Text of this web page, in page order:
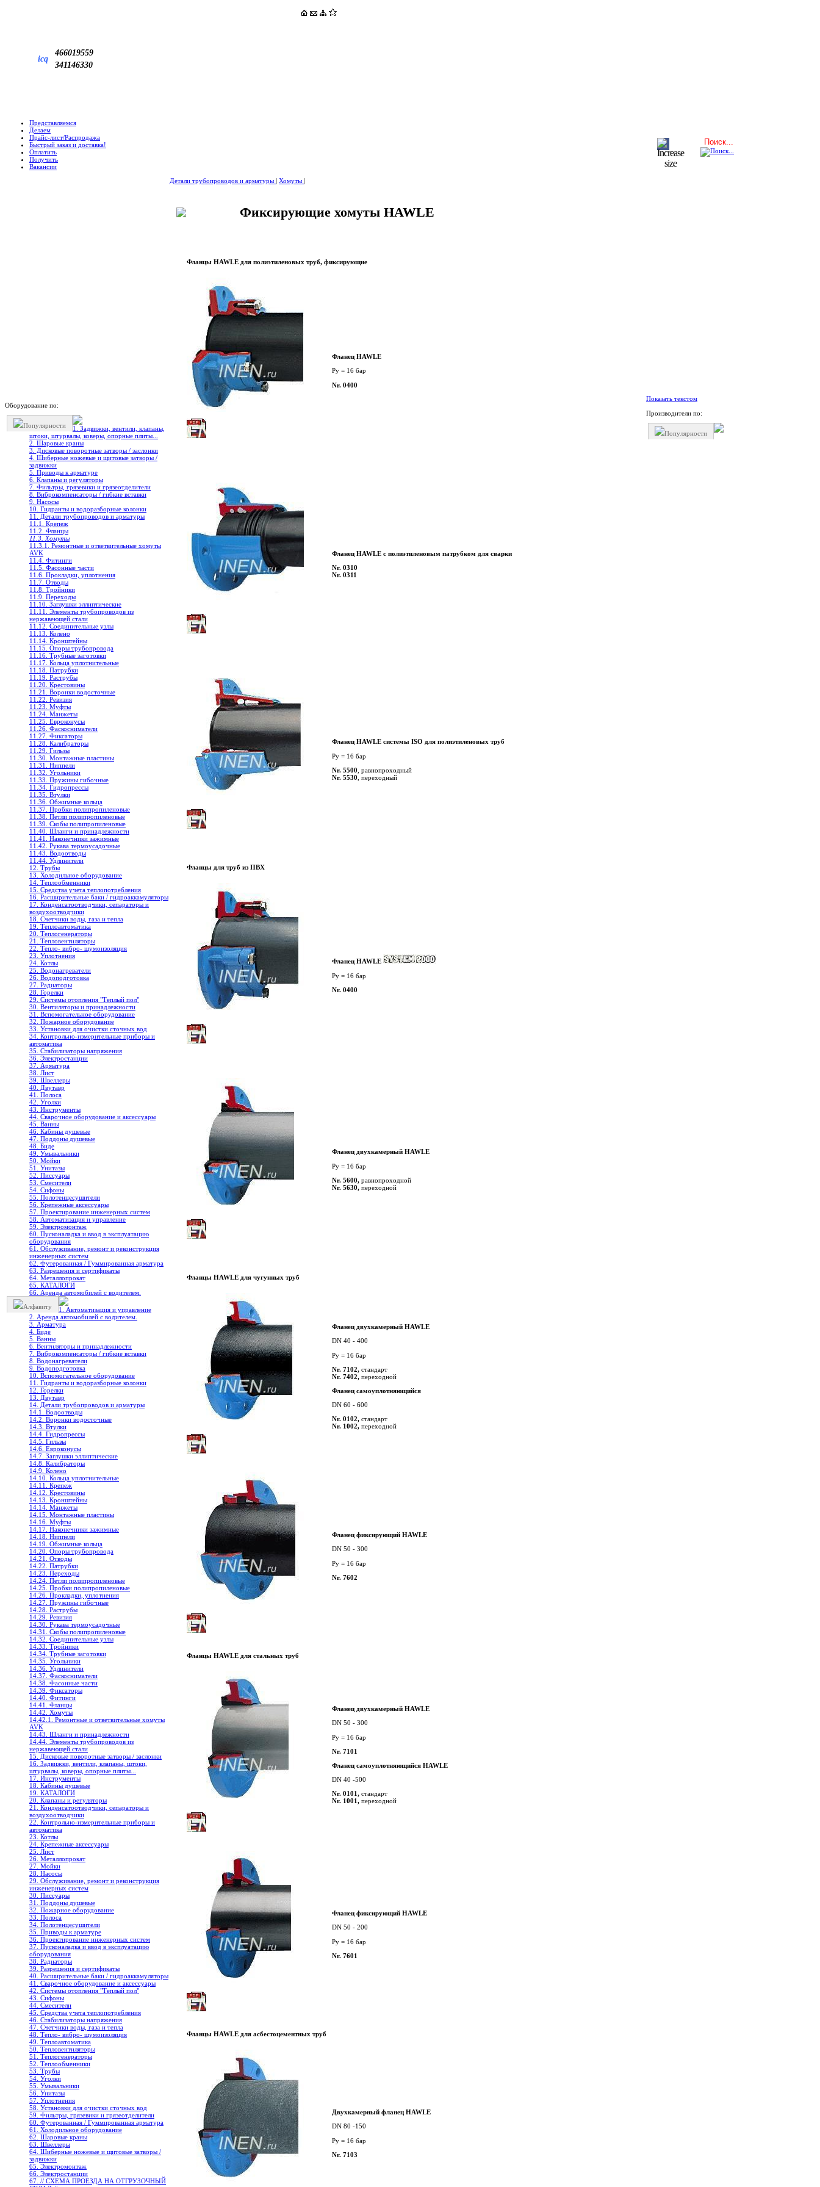
icq
466019559
341146330
Представляемся
Делаем
Прайс-лист/Распродажа
Быстрый заказ и доставка!
Оплатить
Получить
Вакансии
Оборудование по:
Популярности
1. Задвижки, вентили, клапаны,
штоки, штурвалы, коверы, опорные плиты...
2. Шаровые краны
3. Дисковые поворотные затворы / заслонки
4. Шиберные ножевые и щитовые затворы /
задвижки
5. Приводы к арматуре
6. Клапаны и регуляторы
7. Фильтры, грязевики и грязеотделители
8. Виброкомпенсаторы / гибкие вставки
9. Насосы
10. Гидранты и водоразборные колонки
11. Детали трубопроводов и арматуры
11.1. Крепеж
11.2. Фланцы
11.3. Хомуты
11.3.1. Ремонтные и ответвительные хомуты
AVK
11.4. Фитинги
11.5. Фасонные части
11.6. Прокладки, уплотнения
11.7. Отводы
11.8. Тройники
11.9. Переходы
11.10. Заглушки эллиптические
11.11. Элементы трубопроводов из
нержавеющей стали
11.12. Соединительные узлы
11.13. Колено
11.14. Кронштейны
11.15. Опоры трубопровода
11.16. Трубные заготовки
11.17. Кольца уплотнительные
11.18. Патрубки
11.19. Раструбы
11.20. Крестовины
11.21. Воронки водосточные
11.22. Ревизия
11.23. Муфты
11.24. Манжеты
11.25. Евроконусы
11.26. Фаскосниматели
11.27. Фиксаторы
11.28. Калибраторы
11.29. Гильзы
11.30. Монтажные пластины
11.31. Ниппели
11.32. Угольники
11.33. Пружины гибочные
11.34. Гидропрессы
11.35. Втулки
11.36. Обжимные кольца
11.37. Пробки полипропиленовые
11.38. Петли полипропиленовые
11.39. Скобы полипропиленовые
11.40. Шланги и принадлежности
11.41. Наконечники зажимные
11.42. Рукава термоусадочные
11.43. Водоотводы
11.44. Удлинители
12. Трубы
13. Холодильное oборудование
14. Теплообменники
15. Средства учета теплопотребления
16. Расширительные баки / гидроаккамуляторы
17. Конденсатоотводчики, сепараторы и
воздухоотводчики
18. Счетчики воды, газа и тепла
19. Теплоавтоматика
20. Теплогенераторы
21. Тепловентиляторы
22. Тепло- вибро- шумоизоляция
23. Уплотнения
24. Котлы
25. Водонагреватели
26. Водоподготовка
27. Радиаторы
28. Горелки
29. Системы отопления "Теплый пол"
30. Вентиляторы и принадлежности
31. Вспомогательное оборудование
32. Пожарное оборудование
33. Установки для очистки сточных вод
34. Контрольно-измерительные приборы и
автоматика
35. Стабилизаторы напряжения
36. Электростанции
37. Арматура
38. Лист
39. Швеллеры
40. Двутавр
41. Полоса
42. Уголки
43. Инструменты
44. Сварочное оборудование и аксессуары
45. Ванны
46. Кабины душевые
47. Поддоны душевые
48. Биде
49. Умывальники
50. Мойки
51. Унитазы
52. Писсуары
53. Смесители
54. Сифоны
55. Полотенцесушители
56. Крепежные аксессуары
57. Проектирование инженерных систем
58. Автоматизация и управление
59. Электромонтаж
60. Пусконаладка и ввод в эксплуатацию
оборудования
61. Обслуживание, ремонт и реконструкция
инженерных систем
62. Футерованная / Гуммированная арматура
63. Разрешения и сертификаты
64. Металлопрокат
65. КАТАЛОГИ
66. Аренда автомобилей с водителем.
Алфавиту
1. Автоматизация и управление
2. Аренда автомобилей с водителем.
3. Арматура
4. Биде
5. Ванны
6. Вентиляторы и принадлежности
7. Виброкомпенсаторы / гибкие вставки
8. Водонагреватели
9. Водоподготовка
10. Вспомогательное оборудование
11. Гидранты и водоразборные колонки
12. Горелки
13. Двутавр
14. Детали трубопроводов и арматуры
14.1. Водоотводы
14.2. Воронки водосточные
14.3. Втулки
14.4. Гидропрессы
14.5. Гильзы
14.6. Евроконусы
14.7. Заглушки эллиптические
14.8. Калибраторы
14.9. Колено
14.10. Кольца уплотнительные
14.11. Крепеж
14.12. Крестовины
14.13. Кронштейны
14.14. Манжеты
14.15. Монтажные пластины
14.16. Муфты
14.17. Наконечники зажимные
14.18. Ниппели
14.19. Обжимные кольца
14.20. Опоры трубопровода
14.21. Отводы
14.22. Патрубки
14.23. Переходы
14.24. Петли полипропиленовые
14.25. Пробки полипропиленовые
14.26. Прокладки, уплотнения
14.27. Пружины гибочные
14.28. Раструбы
14.29. Ревизия
14.30. Рукава термоусадочные
14.31. Скобы полипропиленовые
14.32. Соединительные узлы
14.33. Тройники
14.34. Трубные заготовки
14.35. Угольники
14.36. Удлинители
14.37. Фаскосниматели
14.38. Фасонные части
14.39. Фиксаторы
14.40. Фитинги
14.41. Фланцы
14.42. Хомуты
14.42.1. Ремонтные и ответвительные хомуты
AVK
14.43. Шланги и принадлежности
14.44. Элементы трубопроводов из
нержавеющей стали
15. Дисковые поворотные затворы / заслонки
16. Задвижки, вентили, клапаны, штоки,
штурвалы, коверы, опорные плиты...
17. Инструменты
18. Кабины душевые
19. КАТАЛОГИ
20. Клапаны и регуляторы
21. Конденсатоотводчики, сепараторы и
воздухоотводчики
22. Контрольно-измерительные приборы и
автоматика
23. Котлы
24. Крепежные аксессуары
25. Лист
26. Металлопрокат
27. Мойки
28. Насосы
29. Обслуживание, ремонт и реконструкция
инженерных систем
30. Писсуары
31. Поддоны душевые
32. Пожарное оборудование
33. Полоса
34. Полотенцесушители
35. Приводы к арматуре
36. Проектирование инженерных систем
37. Пусконаладка и ввод в эксплуатацию
оборудования
38. Радиаторы
39. Разрешения и сертификаты
40. Расширительные баки / гидроаккамуляторы
41. Сварочное оборудование и аксессуары
42. Системы отопления "Теплый пол"
43. Сифоны
44. Смесители
45. Средства учета теплопотребления
46. Стабилизаторы напряжения
47. Счетчики воды, газа и тепла
48. Тепло- вибро- шумоизоляция
49. Теплоавтоматика
50. Тепловентиляторы
51. Теплогенераторы
52. Теплообменники
53. Трубы
54. Уголки
55. Умывальники
56. Унитазы
57. Уплотнения
58. Установки для очистки сточных вод
59. Фильтры, грязевики и грязеотделители
60. Футерованная / Гуммированная арматура
61. Холодильное oборудование
62. Шаровые краны
63. Швеллеры
64. Шиберные ножевые и щитовые затворы /
задвижки
65. Электромонтаж
66. Электростанции
67. // СХЕМА ПРОЕЗДА НА ОТГРУЗОЧНЫЙ
Детали трубопроводов и арматуры | Хомуты |
Фиксирующие хомуты HAWLE
Фланцы HAWLE для полиэтиленовых труб, фиксирующие
Фланец HAWLE
Py = 16 бар
Nr. 0400
Фланец HAWLE с полиэтиленовым патрубком для сварки
Nr. 0310
Nr. 0311
Фланец HAWLE системы ISO для полиэтиленовых труб
Py = 16 бар
Nr. 5500 , равнопроходный
Nr. 5530 , переходный
Фланцы для труб из ПВХ
Фланец HAWLE
Py = 16 бар
Nr. 0400
Фланец двухкамерный HAWLE
Py = 16 бар
Nr. 5600, равнопроходной
Nr. 5630, переходной
Фланцы HAWLE для чугунных труб
Фланец двухкамерный HAWLE
DN 40 - 400
Py = 16 бар
Nr. 7102, стандарт
Nr. 7402, переходной
Фланец самоуплотняющийся
DN 60 - 600
Nr. 0102, стандарт
Nr. 1002, переходной
Фланец фиксирующий HAWLE
DN 50 - 300
Py = 16 бар
Nr. 7602
Фланцы HAWLE для стальных труб
Фланец двухкамерный HAWLE
DN 50 - 300
Py = 16 бар
Nr. 7101
Фланец самоуплотняющийся HAWLE
DN 40 -500
Nr. 0101, стандарт
Nr. 1001, переходной
Фланец фиксирующий HAWLE
DN 50 - 200
Py = 16 бар
Nr. 7601
Фланцы HAWLE для асбестоцементных труб
Двухкамерный фланец HAWLE
DN 80 -150
Py = 16 бар
Nr. 7103
Показать текстом
Производители по:
Популярности